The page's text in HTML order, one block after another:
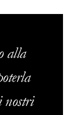
alla
nostri